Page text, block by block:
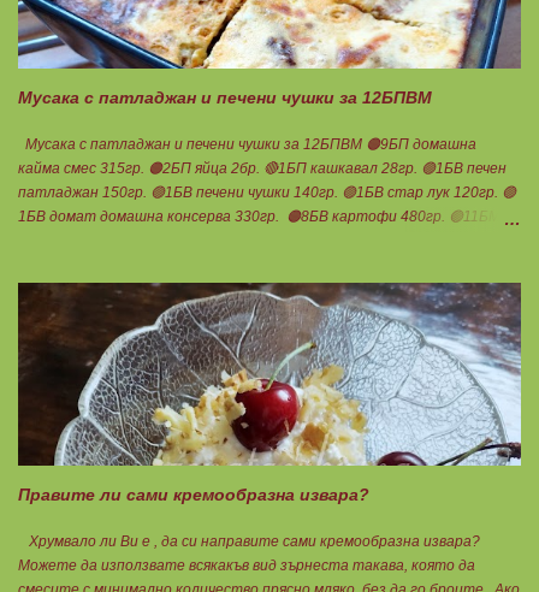
от кексово тесто 🥧2- ри слой чийз крем 🥧3- ти слой нарязани сини
сливи Канелата поръсих след изпичане, за да не е много натрапчива и
в голямо количество. Сладкиша изпекох в загрята фурна на 180
Мусака с патладжан и печени чушки за 12БПВМ
Мусака с патладжан и печени чушки за 12БПВМ 🟠9БП домашна
кайма смес 315гр. 🟠2БП яйца 2бр. 🔴1БП кашкавал 28гр. 🟢1БВ печен
патладжан 150гр. 🟢1БВ печени чушки 140гр. 🟢1БВ стар лук 120гр. 🟢
1БВ домат домашна консерва 330гр. 🟠8БВ картофи 480гр. 🟢11БМ
кайма, може изобщо да не добавяте мазнини... Каймата се задушава с
лука и картофите. Всичко останало с3 нарязва и добавя към сместа.
Пече се до готовност. Заливката е от яйца,кашкавал и 150гр. кисело
мляко. Цялото количество можете да разпределите на порции и да
хапвате както предпочитате. Нека да ни е вкусно заедно! Люси
Правите ли сами кремообразна извара?
Хрумвало ли Ви е , да си направите сами кремообразна извара?
Можете да използвате всякакъв вид зърнеста такава, която да